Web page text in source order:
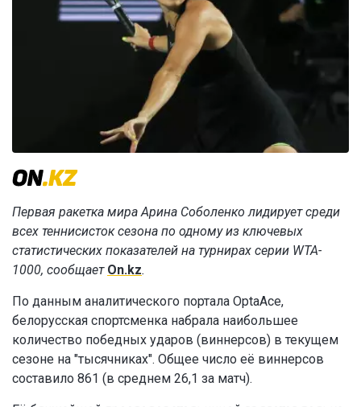
Первая ракетка мира Арина Соболенко лидирует среди
всех теннисисток сезона по одному из ключевых
статистических показателей на турнирах серии WTA-
1000, сообщает On.kz.
По данным аналитического портала OptaAce,
белорусская спортсменка набрала наибольшее
количество победных ударов (виннерсов) в текущем
сезоне на "тысячниках". Общее число её виннерсов
составило 861 (в среднем 26,1 за матч).